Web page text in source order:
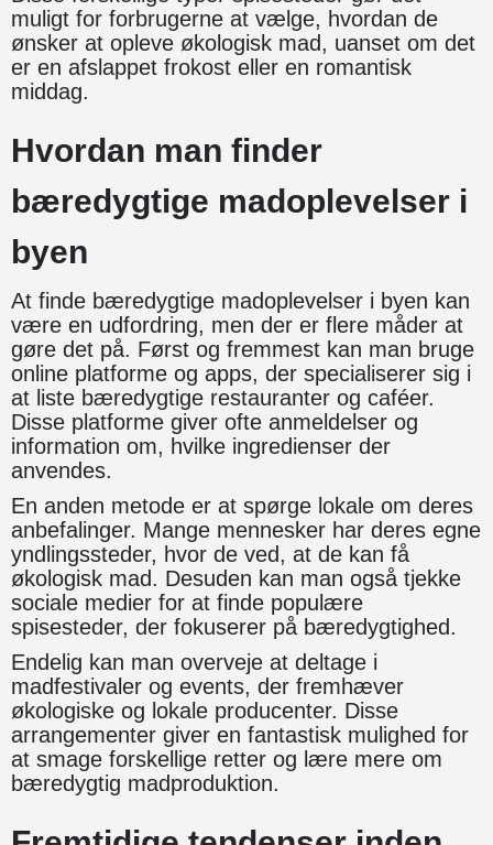
muligt for forbrugerne at vælge, hvordan de
ønsker at opleve økologisk mad, uanset om det
er en afslappet frokost eller en romantisk
middag.
Hvordan man finder
bæredygtige madoplevelser i
byen
At finde bæredygtige madoplevelser i byen kan
være en udfordring, men der er flere måder at
gøre det på. Først og fremmest kan man bruge
online platforme og apps, der specialiserer sig i
at liste bæredygtige restauranter og caféer.
Disse platforme giver ofte anmeldelser og
information om, hvilke ingredienser der
anvendes.
En anden metode er at spørge lokale om deres
anbefalinger. Mange mennesker har deres egne
yndlingssteder, hvor de ved, at de kan få
økologisk mad. Desuden kan man også tjekke
sociale medier for at finde populære
spisesteder, der fokuserer på bæredygtighed.
Endelig kan man overveje at deltage i
madfestivaler og events, der fremhæver
økologiske og lokale producenter. Disse
arrangementer giver en fantastisk mulighed for
at smage forskellige retter og lære mere om
bæredygtig madproduktion.